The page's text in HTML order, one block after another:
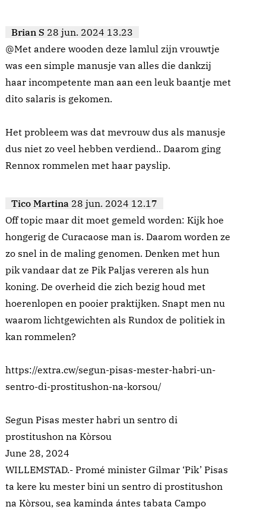
Brian S 28 jun. 2024 13.23
@Met andere wooden deze lamlul zijn vrouwtje
was een simple manusje van alles die dankzij
haar incompetente man aan een leuk baantje met
dito salaris is gekomen.
Het probleem was dat mevrouw dus als manusje
dus niet zo veel hebben verdiend.. Daarom ging
Rennox rommelen met haar payslip.
Tico Martina 28 jun. 2024 12.17
Off topic maar dit moet gemeld worden: Kijk hoe
hongerig de Curacaose man is. Daarom worden ze
zo snel in de maling genomen. Denken met hun
pik vandaar dat ze Pik Paljas vereren als hun
koning. De overheid die zich bezig houd met
hoerenlopen en pooier praktijken. Snapt men nu
waarom lichtgewichten als Rundox de politiek in
kan rommelen?
https://extra.cw/segun-pisas-mester-habri-un-
sentro-di-prostitushon-na-korsou/
Segun Pisas mester habri un sentro di
prostitushon na Kòrsou
June 28, 2024
WILLEMSTAD.- Promé minister Gilmar ‘Pik’ Pisas
ta kere ku mester bini un sentro di prostitushon
na Kòrsou, sea kaminda ántes tabata Campo